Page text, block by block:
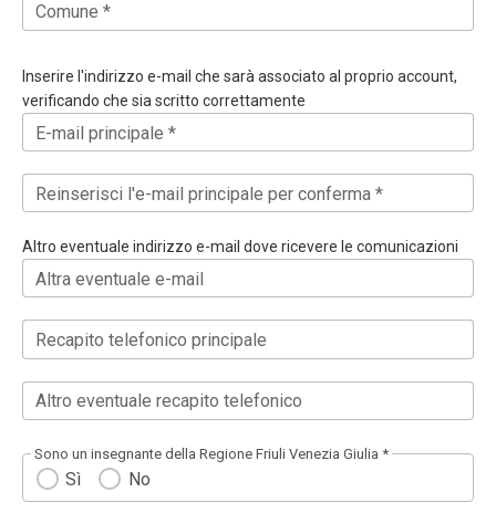
Comune *
Inserire l'indirizzo e-mail che sarà associato al proprio account,
verificando che sia scritto correttamente
E-mail principale *
Reinserisci l'e-mail principale per conferma *
Altro eventuale indirizzo e-mail dove ricevere le comunicazioni
Altra eventuale e-mail
Recapito telefonico principale
Altro eventuale recapito telefonico
Sono un insegnante della Regione Friuli Venezia Giulia *
Sì No